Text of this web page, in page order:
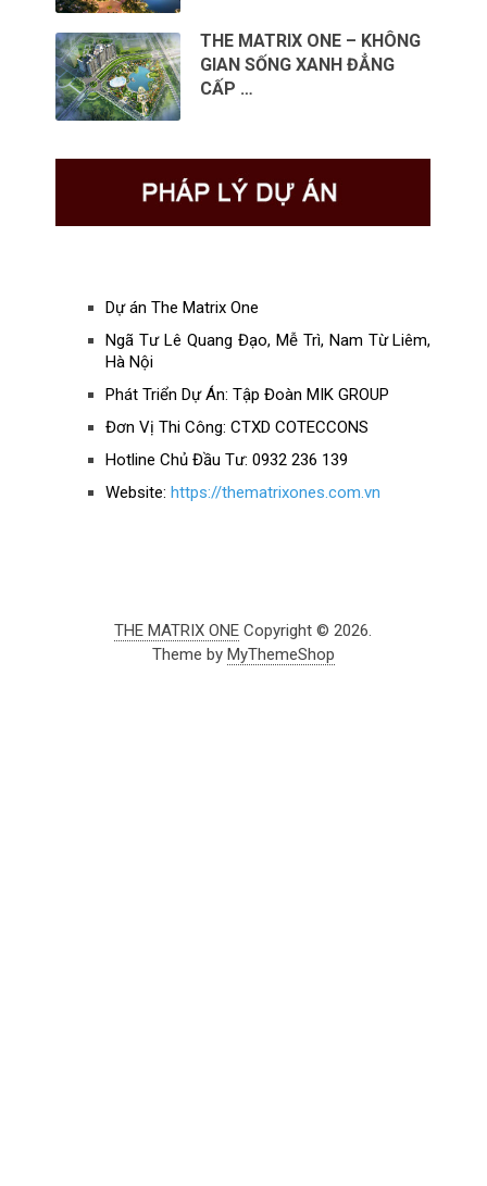
THE MATRIX ONE – KHÔNG
GIAN SỐNG XANH ĐẲNG
CẤP …
Dự án The Matrix One
Ngã Tư Lê Quang Đạo, Mễ Trì, Nam Từ Liêm,
Hà Nội
Phát Triển Dự Án: Tập Đoàn MIK GROUP
Đơn Vị Thi Công: CTXD COTECCONS
Hotline Chủ Đầu Tư: 0932 236 139
Website: https://thematrixones.com.vn
THE MATRIX ONE Copyright © 2026.
Theme by MyThemeShop